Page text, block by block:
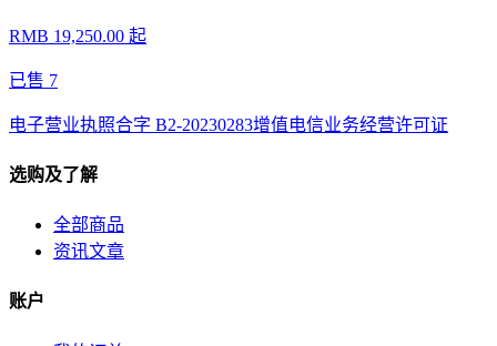
RMB 19,250.00 起
已售 7
电子营业执照合字 B2-20230283增值电信业务经营许可证
选购及了解
全部商品
资讯文章
账户